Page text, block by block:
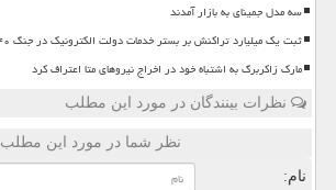
سه مدل جمینای به بازار آمدند
ثبت یک میلیارد تراکنش بر بستر خدمات دولت الکترونیک در جنگ ۴۰ روزه
مارک زاکربرگ به اشتباه خود در اخراج نیروهای متا اعتراف کرد
نظرات بینندگان در مورد این مطلب
نظر شما در مورد این مطلب
نام: